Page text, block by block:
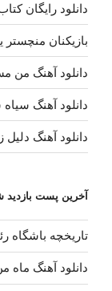
دانلود رایگان
بازیکنان منچستر
دانلود آهنگ من
دانلود آهنگ
دانلود آهنگ دلیل
آخرین پست بازدید
تاریخچه باشگاه
دانلود آهنگ ماه